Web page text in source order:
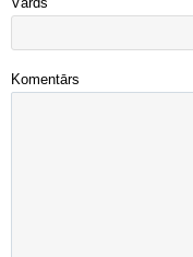
Vārds
Komentārs